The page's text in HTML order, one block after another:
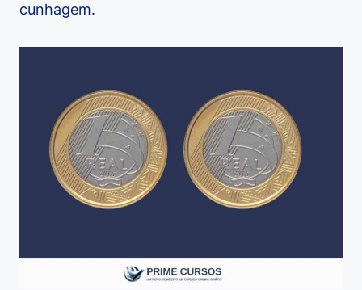
cunhagem.